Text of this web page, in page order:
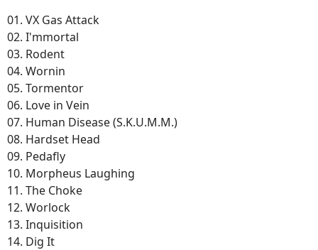
01. VX Gas Attack
02. I'mmortal
03. Rodent
04. Wornin
05. Tormentor
06. Love in Vein
07. Human Disease (S.K.U.M.M.)
08. Hardset Head
09. Pedafly
10. Morpheus Laughing
11. The Choke
12. Worlock
13. Inquisition
14. Dig It